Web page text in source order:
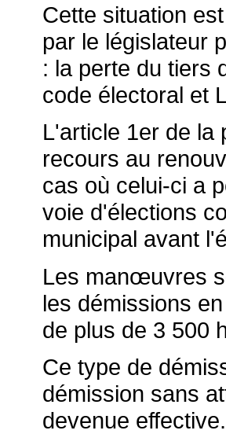
Cette situation
par le législateur
: la perte du tiers
code électoral et
L'article 1er de la
recours au
cas où celui-ci a
voie d'élections
municipal avant
Les manœuvres
les démissions
de plus de 3 500
Ce type de
démission sans
devenue effective.